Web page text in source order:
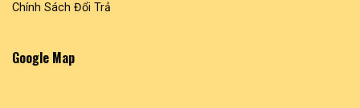
Chính Sách Đổi Trả
Google Map